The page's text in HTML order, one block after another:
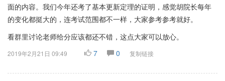
面的内容。我们今年还考了基本更新定理的证明，感觉胡院长每年
的变化都挺大的，连考试范围都不一样，大家参考参考就好。
看群里讨论老师给分应该都还不错，这点大家可以放心。
2019年2月21日 09:49 7 0 复制链接